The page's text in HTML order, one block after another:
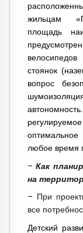
жильцам
площадь
стоянок
вопрос
любое время
– Как
на
– При
все
Детский